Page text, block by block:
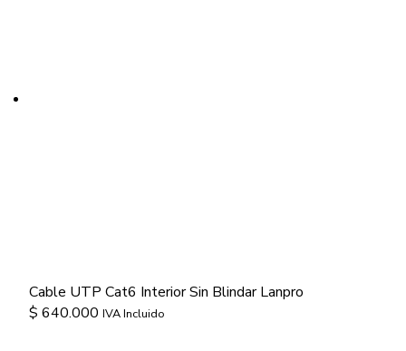
Cable UTP Cat6 Interior Sin Blindar Lanpro
$ 640.000 IVA Incluido